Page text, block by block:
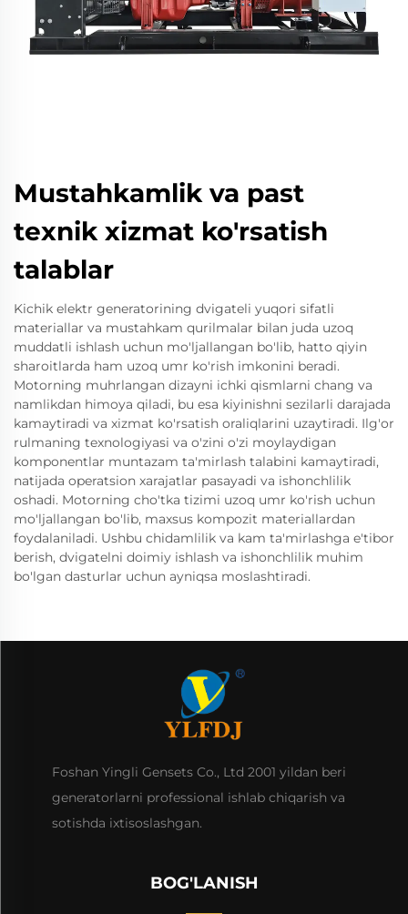
Mustahkamlik va past
texnik xizmat ko'rsatish
talablar
Kichik elektr generatorining dvigateli yuqori sifatli
materiallar va mustahkam qurilmalar bilan juda uzoq
muddatli ishlash uchun mo'ljallangan bo'lib, hatto qiyin
sharoitlarda ham uzoq umr ko'rish imkonini beradi.
Motorning muhrlangan dizayni ichki qismlarni chang va
namlikdan himoya qiladi, bu esa kiyinishni sezilarli darajada
kamaytiradi va xizmat ko'rsatish oraliqlarini uzaytiradi. Ilg'or
rulmaning texnologiyasi va o'zini o'zi moylaydigan
komponentlar muntazam ta'mirlash talabini kamaytiradi,
natijada operatsion xarajatlar pasayadi va ishonchlilik
oshadi. Motorning cho'tka tizimi uzoq umr ko'rish uchun
mo'ljallangan bo'lib, maxsus kompozit materiallardan
foydalaniladi. Ushbu chidamlilik va kam ta'mirlashga e'tibor
berish, dvigatelni doimiy ishlash va ishonchlilik muhim
bo'lgan dasturlar uchun ayniqsa moslashtiradi.
Foshan Yingli Gensets Co., Ltd 2001 yildan beri
generatorlarni professional ishlab chiqarish va
sotishda ixtisoslashgan.
BOG'LANISH